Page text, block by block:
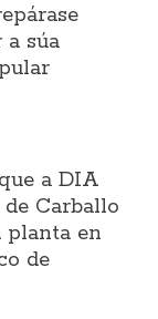
a súa
a DIA
Carballo
planta en
de